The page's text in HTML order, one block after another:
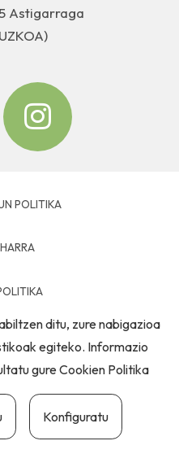
Astigarraga
POLITIKA
ditu, zure nabigazioa
egiteko. Informazio
gureCookien Politika
Konfiguratu